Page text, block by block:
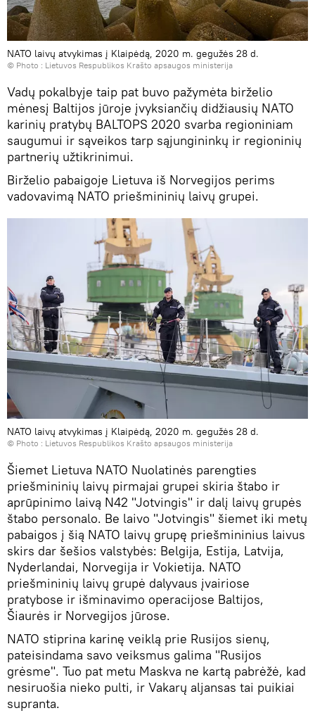
NATO laivų atvykimas į Klaipėdą, 2020 m. gegužės 28 d.
© Photo : Lietuvos Respublikos Krašto apsaugos ministerija
Vadų pokalbyje taip pat buvo pažymėta birželio
mėnesį Baltijos jūroje įvyksiančių didžiausių NATO
karinių pratybų BALTOPS 2020 svarba regioniniam
saugumui ir sąveikos tarp sąjungininkų ir regioninių
partnerių užtikrinimui.
Birželio pabaigoje Lietuva iš Norvegijos perims
vadovavimą NATO priešmininių laivų grupei.
NATO laivų atvykimas į Klaipėdą, 2020 m. gegužės 28 d.
© Photo : Lietuvos Respublikos Krašto apsaugos ministerija
Šiemet Lietuva NATO Nuolatinės parengties
priešmininių laivų pirmajai grupei skiria štabo ir
aprūpinimo laivą N42 "Jotvingis" ir dalį laivų grupės
štabo personalo. Be laivo "Jotvingis" šiemet iki metų
pabaigos į šią NATO laivų grupę priešmininius laivus
skirs dar šešios valstybės: Belgija, Estija, Latvija,
Nyderlandai, Norvegija ir Vokietija. NATO
priešmininių laivų grupė dalyvaus įvairiose
pratybose ir išminavimo operacijose Baltijos,
Šiaurės ir Norvegijos jūrose.
NATO stiprina karinę veiklą prie Rusijos sienų,
pateisindama savo veiksmus galima "Rusijos
grėsme". Tuo pat metu Maskva ne kartą pabrėžė, kad
nesiruošia nieko pulti, ir Vakarų aljansas tai puikiai
supranta.